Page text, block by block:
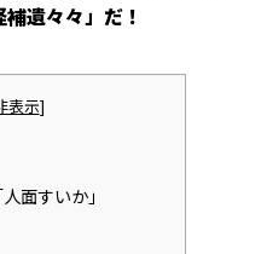
遺々々」だ！
表示]
面すいか」